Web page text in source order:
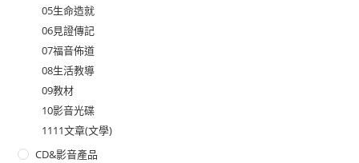
05生命造就
06見證傳記
07福音佈道
08生活教導
09教材
10影音光碟
1111文章(文學)
CD&影音產品